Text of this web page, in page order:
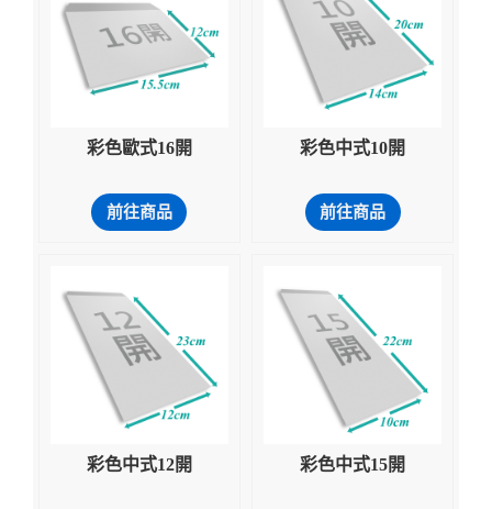
彩色歐式16開
前往商品
彩色中式10開
前往商品
彩色中式12開 彩色中式15開